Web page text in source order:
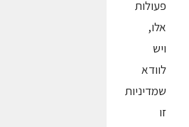
פעולות
אלו,
ויש
לוודא
שמדיניות
זו